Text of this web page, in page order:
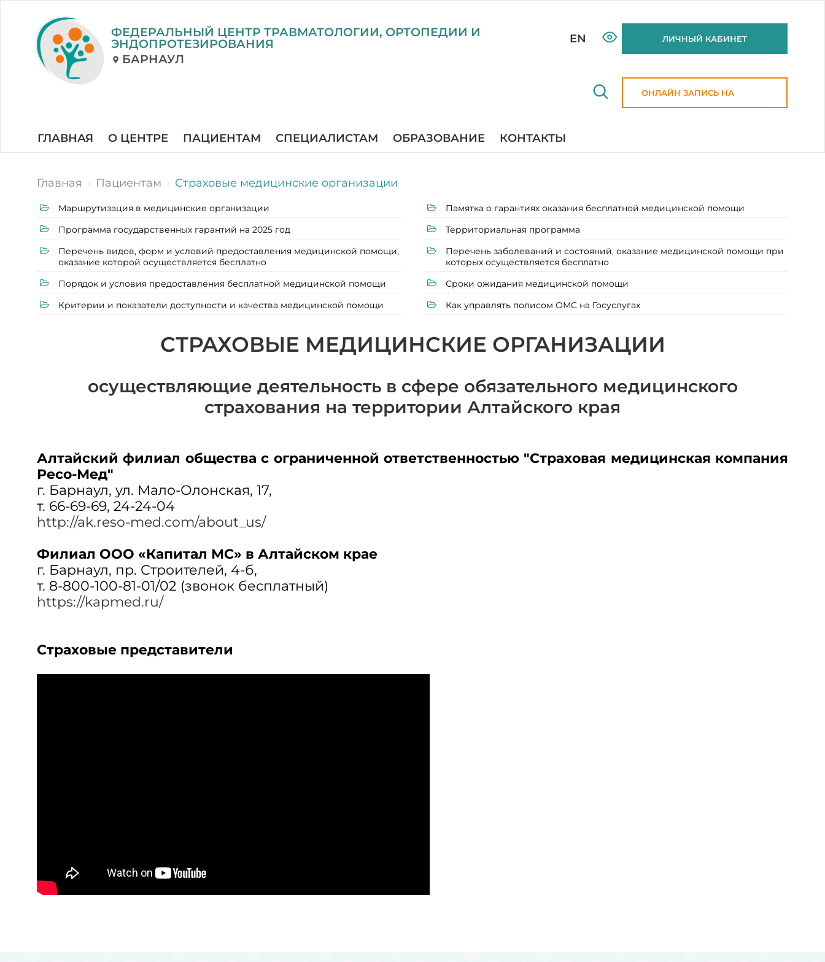
ФЕДЕРАЛЬНЫЙ ЦЕНТР ТРАВМАТОЛОГИИ, ОРТОПЕДИИ И
ЭНДОПРОТЕЗИРОВАНИЯ
БАРНАУЛ
EN ЛИЧНЫЙ КАБИНЕТ
ОНЛАЙН ЗАПИСЬ НА
ГЛАВНАЯ О ЦЕНТРЕ ПАЦИЕНТАМ СПЕЦИАЛИСТАМ ОБРАЗОВАНИЕ КОНТАКТЫ
Главная Пациентам Страховые медицинские организации
Маршрутизация в медицинские организации
Памятка о гарантиях оказания бесплатной медицинской помощи
Программа государственных гарантий на 2025 год
Территориальная программа
Перечень видов, форм и условий предоставления медицинской помощи,
оказание которой осуществляется бесплатно
Перечень заболеваний и состояний, оказание медицинской помощи при
которых осуществляется бесплатно
Порядок и условия предоставления бесплатной медицинской помощи
Сроки ожидания медицинской помощи
Критерии и показатели доступности и качества медицинской помощи
Как управлять полисом ОМС на Госуслугах
СТРАХОВЫЕ МЕДИЦИНСКИЕ ОРГАНИЗАЦИИ
осуществляющие деятельность в сфере обязательного медицинского
страхования на территории Алтайского края
Алтайский филиал общества с ограниченной ответственностью "Страховая медицинская компания
Ресо-Мед"
г. Барнаул, ул. Мало-Олонская, 17,
т. 66-69-69, 24-24-04
http://ak.reso-med.com/about_us/
Филиал ООО «Капитал МС» в Алтайском крае
г. Барнаул, пр. Строителей, 4-б,
т. 8-800-100-81-01/02 (звонок бесплатный)
https://kapmed.ru/
Страховые представители